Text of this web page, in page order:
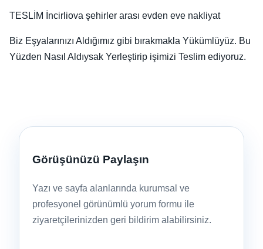
TESLİM İncirliova şehirler arası evden eve nakliyat
Biz Eşyalarınızı Aldığımız gibi bırakmakla Yükümlüyüz. Bu
Yüzden Nasıl Aldıysak Yerleştirip işimizi Teslim ediyoruz.
Görüşünüzü Paylaşın
Yazı ve sayfa alanlarında kurumsal ve
profesyonel görünümlü yorum formu ile
ziyaretçilerinizden geri bildirim alabilirsiniz.